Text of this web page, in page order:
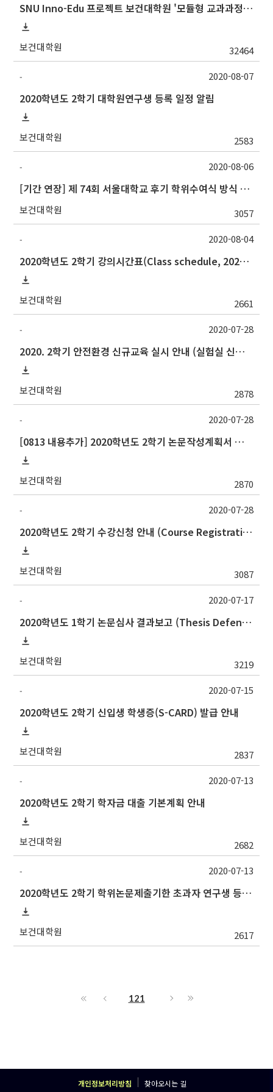
SNU Inno-Edu 프로젝트 보건대학원 '모듈형 교과과정' 안내(revised 2022/2/28)
보건대학원 32464
-
2020학년도 2학기 대학원연구생 등록 일정 알림
보건대학원 2583
2020-08-07
-
[기간 연장] 제 74회 서울대학교 후기 학위수여식 방식 및 학위복 대여 안내
보건대학원 3057
2020-08-06
-
2020학년도 2학기 강의시간표(Class schedule, 2020 Fall semester)(8/21 revised)
보건대학원 2661
2020-08-04
-
2020. 2학기 안전환경 신규교육 실시 안내 (실험실 신입생, 연구원 등 필수)
보건대학원 2878
2020-07-28
-
[0813 내용추가] 2020학년도 2학기 논문작성계획서 제출 안내(Thesis Proposal)
보건대학원 2870
2020-07-28
-
2020학년도 2학기 수강신청 안내 (Course Registration for 2020 Fall semester)
보건대학원 3087
2020-07-28
-
2020학년도 1학기 논문심사 결과보고 (Thesis Defense Result)
보건대학원 3219
2020-07-17
-
2020학년도 2학기 신입생 학생증(S-CARD) 발급 안내
보건대학원 2837
2020-07-15
-
2020학년도 2학기 학자금 대출 기본계획 안내
보건대학원 2682
2020-07-13
-
2020학년도 2학기 학위논문제출기한 초과자 연구생 등록 신청 안내
보건대학원 2617
2020-07-13
121
개인정보처리방침 찾아오시는 길